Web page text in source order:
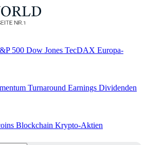
500 Dow Jones TecDAX Europa-
Turnaround Earnings Dividenden
Blockchain Krypto-Aktien